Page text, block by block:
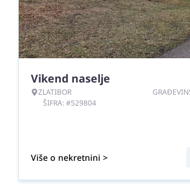
Vikend naselje
ZLATIBOR
ŠIFRA: #529804
Više o nekretnini >